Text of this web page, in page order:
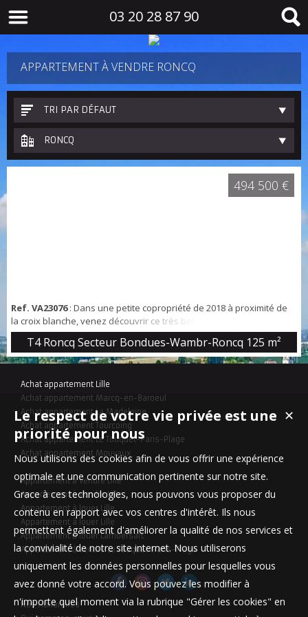
03 20 28 87 90
APPARTEMENT À VENDRE RONCQ
TRI PAR DÉFAUT
RONCQ
Ref. VA23076: Dans une petite copropriété de 2018 à proximité de
la croix blanche, venez découvrir ce très bel appartement T4 de 116
m2 Celui ci est constitué d'une grande pièce de vie de 48 m2 avec
cuisine totalement équipée et coin repas sur ilot central, le tout
donnant sur une grande terrasse de 26 m2 , un bureau, 3
le palier, un...
T4 Roncq Secteur Bondues-Wambr-Roncq 125 m²
494 500 €
Achat appartement Lille
Achat appartement Marcq-en-Baroeul
Achat appartement La Madeleine
Achat appartement Tourcoing
Achat appartement Le Touquet-Paris-Plage
Achat appartement Mouvaux
Appartement à vendre Lille
Appartement à vendre Lille
Appartement à louer Lille
Appartement à louer Lille
Appartement à louer Lambersart
Appartement à vendre Le Touquet-Paris-Plage
Nos Honoraires
✕
Le respect de votre vie privée est une
priorité pour nous
Nous utilisons des cookies afin de vous offrir une expérience
optimale et une communication pertinente sur notre site.
Grace à ces technologies, nous pouvons vous proposer du
contenu en rapport avec vos centres d'intérêt. Ils nous
permettent également d'améliorer la qualité de nos services et
la convivialité de notre site internet. Nous utiliserons
uniquement les données personnelles pour lesquelles vous
avez donné votre accord. Vous pouvez les modifier à
n'importe quel moment via la rubrique "Gérer les cookies" en